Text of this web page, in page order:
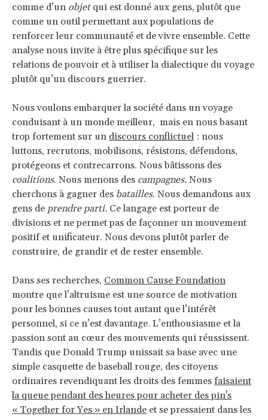
comme d’un objetqui est donné aux gens, plutôt que
comme un outil permettant aux populations de
renforcer leur communauté et de vivre ensemble. Cette
analyse nous invite à être plus spécifique sur les
relations de pouvoir et à utiliser la dialectique du voyage
plutôt qu’un discours guerrier.
Nous voulons embarquer la société dans un voyage
conduisant à un monde meilleur, mais en nous basant
trop fortement sur un discours conflictuel : nous
luttons, recrutons, mobilisons, résistons, défendons,
protégeons et contrecarrons. Nous bâtissons des
coalitions. Nous menons des campagnes. Nous
cherchons à gagner des batailles. Nous demandons aux
gens de prendre parti. Ce langage est porteur de
divisions et ne permet pas de façonner un mouvement
positif et unificateur. Nous devons plutôt parler de
construire, de grandir et de rester ensemble.
Dans ses recherches, Common Cause Foundation
montre que l’altruisme est une source de motivation
pour les bonnes causes tout autant que l’intérêt
personnel, si ce n’est davantage. L’enthousiasme et la
passion sont au cœur des mouvements qui réussissent.
Tandis que Donald Trump unissait sa base avec une
simple casquette de baseball rouge, des citoyens
ordinaires revendiquant les droits des femmes faisaient
la queue pendant des heures pour acheter des pin's
« Together for Yes » en Irlande et se pressaient dans les